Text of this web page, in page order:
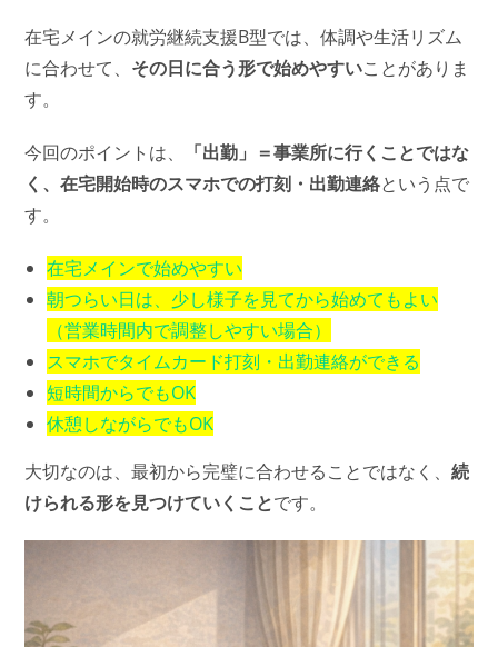
在宅メインの就労継続支援B型では、体調や生活リズム
に合わせて、 その日に合う形で始めやすいことがありま
す。
今回のポイントは、
「出勤」＝事業所に行くことではな
く、在宅開始時のスマホでの打刻・出勤連絡という点で
す。
在宅メインで始めやすい
朝つらい日は、少し様子を見てから始めてもよい
（営業時間内で調整しやすい場合）
スマホでタイムカード打刻・出勤連絡ができる
短時間からでもOK
休憩しながらでもOK
大切なのは、最初から完璧に合わせることではなく、続
けられる形を見つけていくことです。